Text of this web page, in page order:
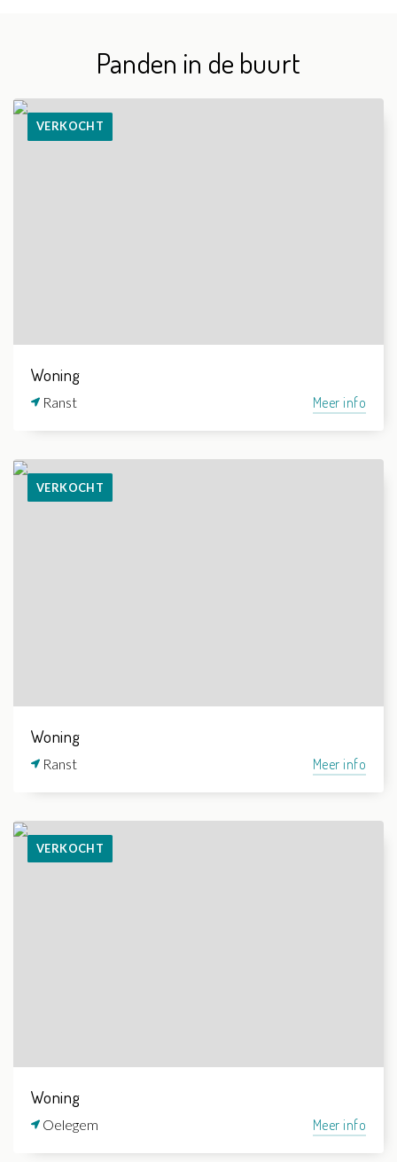
Panden in de buurt
VERKOCHT
Woning
Ranst Meer info
VERKOCHT
Woning
Ranst Meer info
VERKOCHT
Woning
Oelegem Meer info